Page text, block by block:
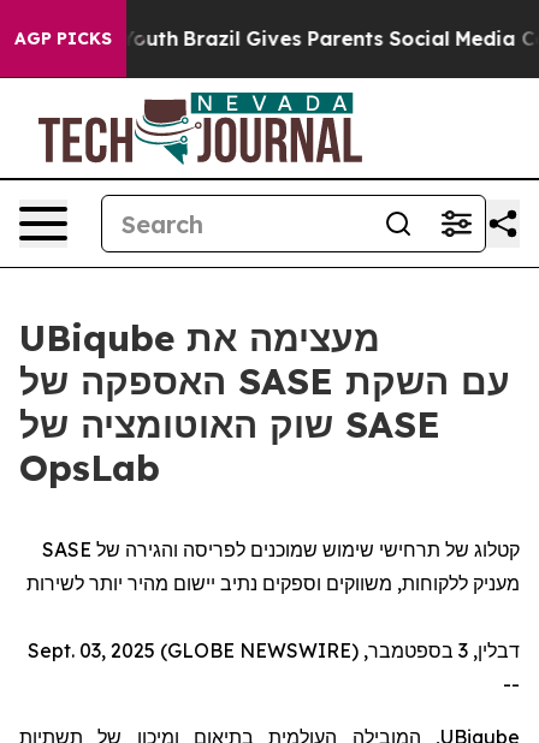
AGP PICKS
to Youth Brazil Gives Parents Social Media
UBiqube מעצימה את
האספקה של SASE עם השקת
שוק האוטומציה של SASE
OpsLab
קטלוג של תרחישי שימוש שמוכנים לפריסה והגירה של SASE
מעניק ללקוחות, משווקים וספקים נתיב יישום מהיר יותר לשירות
דבלין, 3 בספטמבר, Sept. 03, 2025 (GLOBE NEWSWIRE)
--
UBiqube, המובילה העולמית בתיאום ומיכון של תשתיות